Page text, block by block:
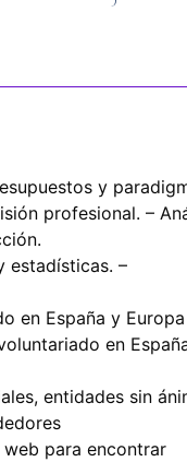
y
profesional. –
estadísticas. –
en España y
en
entidades sin
web para encontrar